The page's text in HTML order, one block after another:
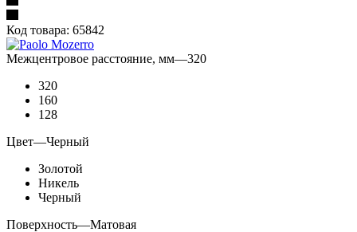
Код товара: 65842
Межцентровое расстояние, мм—320
320
160
128
Цвет—Черный
Золотой
Никель
Черный
Поверхность—Матовая